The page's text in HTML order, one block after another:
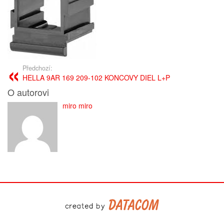
Předchozí:
HELLA 9AR 169 209-102 KONCOVY DIEL L+P
O autorovi
miro miro